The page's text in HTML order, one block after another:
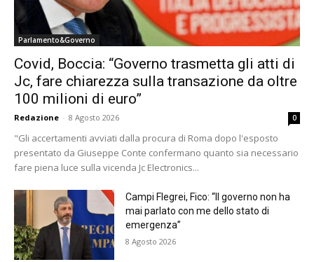
Parlamento&Governo
Covid, Boccia: “Governo trasmetta gli atti di
Jc, fare chiarezza sulla transazione da oltre
100 milioni di euro”
Redazione - 8 Agosto 2026 0
"Gli accertamenti avviati dalla procura di Roma dopo l'esposto
presentato da Giuseppe Conte confermano quanto sia necessario
fare piena luce sulla vicenda Jc Electronics...
Campi Flegrei, Fico: “Il governo non ha
mai parlato con me dello stato di
emergenza”
8 Agosto 2026